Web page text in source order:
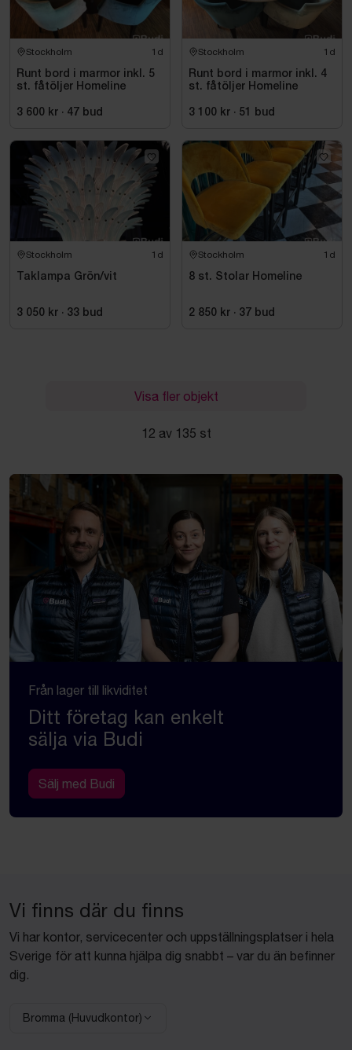
Stockholm 1d
Runt bord i marmor inkl. 5
st. fåtöljer Homeline
3 600 kr · 47 bud
Stockholm 1d
Runt bord i marmor inkl. 4
st. fåtöljer Homeline
3 100 kr · 51 bud
Stockholm 1d
Taklampa Grön/vit
3 050 kr · 33 bud
Stockholm 1d
8 st. Stolar Homeline
2 850 kr · 37 bud
Visa fler objekt
12 av 135 st
Från lager till likviditet
Ditt företag kan enkelt
sälja via Budi
Sälj med Budi
Vi finns där du finns
Vi har kontor, servicecenter och uppställningsplatser i hela
Sverige för att kunna hjälpa dig snabbt – var du än befinner
dig.
Välj anläggning:
Bromma (Huvudkontor)